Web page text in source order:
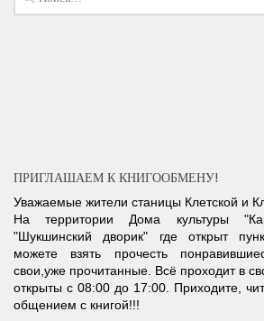
ПРИГЛАШАЕМ К КНИГООБМЕНУ!
Уважаемые жители станицы Клетской и
На территории Дома культуры
"Шукшинский дворик" где открыт
можете взять прочесть
свои,уже прочитанные. Всё проходит в
открыты с 08:00 до 17:00. Приходите,
общением с книгой!!!